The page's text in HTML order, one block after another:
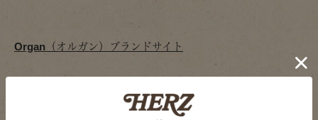
Organ（オルガン）ブランドサイト